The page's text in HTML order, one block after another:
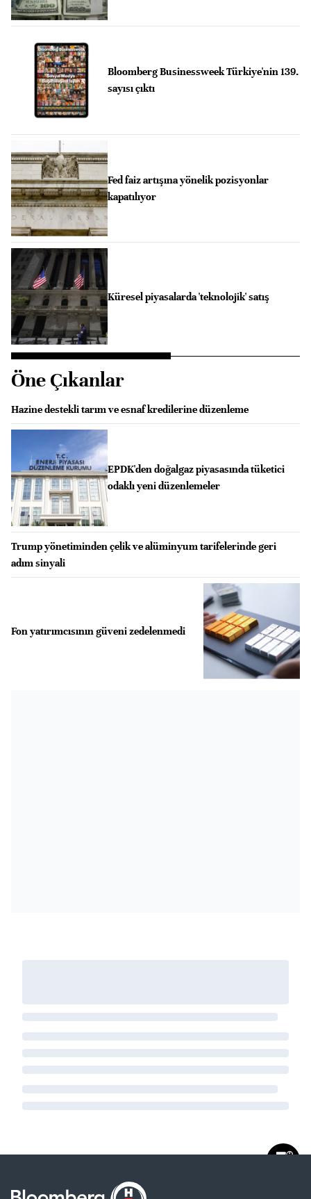
Bloomberg Businessweek Türkiye'nin 139.
sayısı çıktı
Fed faiz artışına yönelik pozisyonlar
kapatılıyor
Küresel piyasalarda 'teknolojik' satış
Öne Çıkanlar
Hazine destekli tarım ve esnaf kredilerine düzenleme
EPDK'den doğalgaz piyasasında tüketici
odaklı yeni düzenlemeler
Trump yönetiminden çelik ve alüminyum tarifelerinde geri
adım sinyali
Fon yatırımcısının güveni zedelenmedi